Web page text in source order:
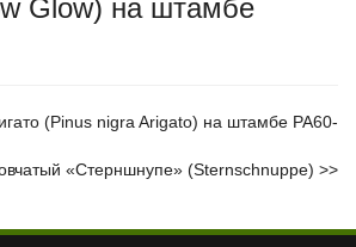
Glow) на штамбе
(Pinus nigra Arigato) на штамбе РА60-
«Стерншнупе» (Sternschnuppe) >>